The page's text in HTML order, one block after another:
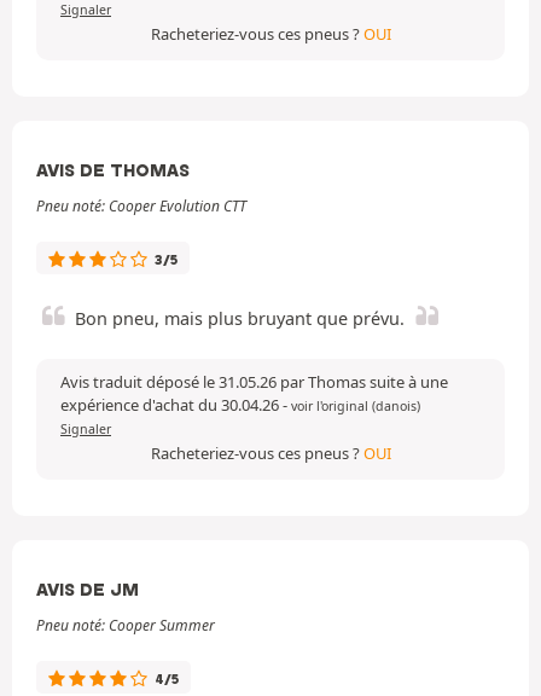
Signaler
Racheteriez-vous ces pneus ?OUI
AVIS DE THOMAS
Pneu noté: Cooper Evolution CTT
3/5
Bon pneu, mais plus bruyant que prévu.
Avis traduit déposé le 31.05.26 par Thomas suite à une
expérience d'achat du 30.04.26- voir l'original (danois)
Signaler
Racheteriez-vous ces pneus ?OUI
AVIS DE JM
Pneu noté: Cooper Summer
4/5